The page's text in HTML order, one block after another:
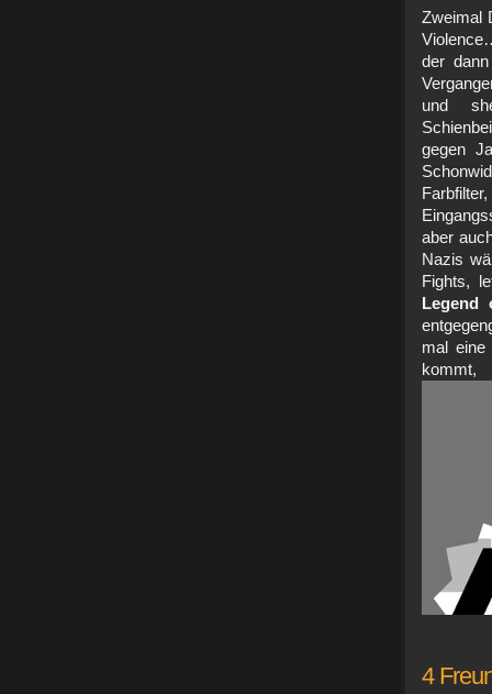
Zweimal
der
und
gegen
aber
Nazis
Fights,
mal
4